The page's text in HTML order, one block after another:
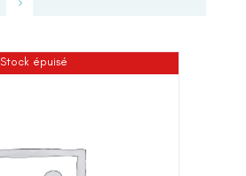
Stock épuisé